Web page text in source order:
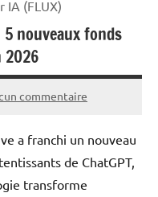
IA (FLUX)
nouveaux fonds
2026
commentaire
a franchi un nouveau
de ChatGPT,
transforme